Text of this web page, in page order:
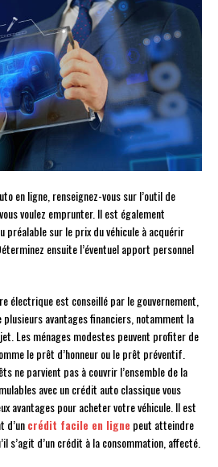
en ligne, renseignez-vous sur l’outil de
voulez emprunter. Il est également
préalable sur le prix du véhicule à acquérir
ensuite l’éventuel apport personnel
électrique est conseillé par le gouvernement,
avantages financiers, notamment la
Les ménages modestes peuvent profiter de
le prêt d’honneur ou le prêt préventif.
ne parvient pas à couvrir l’ensemble de la
avec un crédit auto classique vous
avantages pour acheter votre véhicule. Il est
d’uncrédit facile en ligne peut atteindre
s’agit d’un crédit à la consommation, affecté.